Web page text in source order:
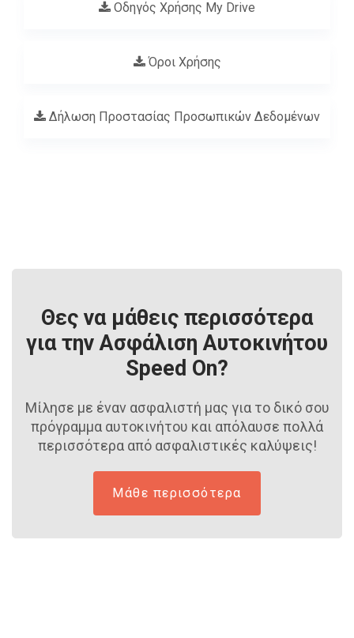
Οδηγός Χρήσης My Drive
Όροι Χρήσης
Δήλωση Προστασίας Προσωπικών Δεδομένων
Θες να μάθεις περισσότερα
γιατην Ασφάλιση Αυτοκινήτου
Speed On?
Μίλησε με έναν ασφαλιστή μας για το δικό σου
πρόγραμμα αυτοκινήτου και απόλαυσε πολλά
περισσότερα απόασφαλιστικές καλύψεις!
Μάθε περισσότερα